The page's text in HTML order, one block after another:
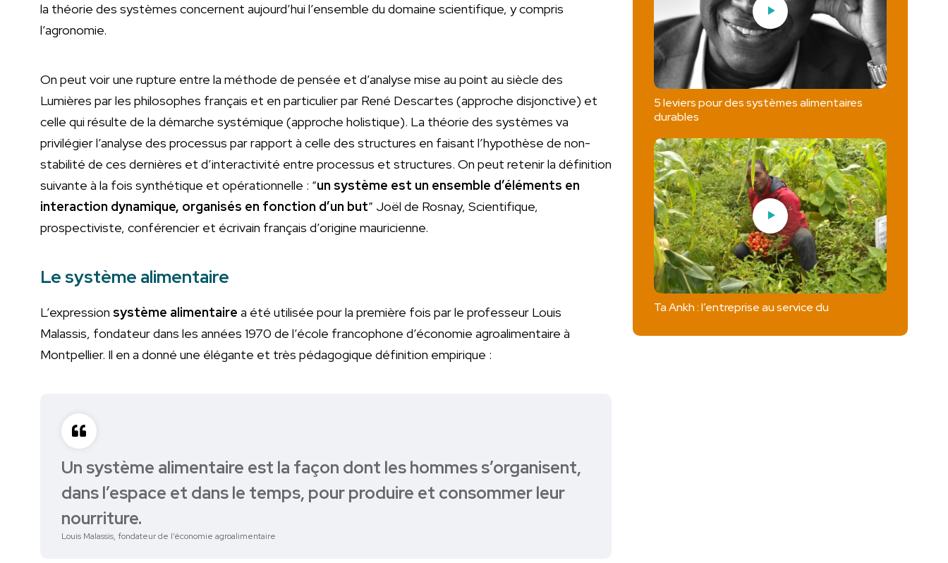
la théorie des systèmes concernent aujourd’hui l’ensemble du domaine scientifique, y compris
l’agronomie.
On peut voir une rupture entre la méthode de pensée et d’analyse mise au point au siècle des
Lumières par les philosophes français et en particulier par René Descartes (approche disjonctive) et
celle qui résulte de la démarche systémique (approche holistique). La théorie des systèmes va
privilégier l’analyse des processus par rapport à celle des structures en faisant l’hypothèse de non-
stabilité de ces dernières et d’interactivité entre processus et structures. On peut retenir la définition
suivante à la fois synthétique et opérationnelle : “un système est un ensemble d’éléments en
interaction dynamique, organisés en fonction d’un but” Joël de Rosnay, Scientifique,
prospectiviste, conférencier et écrivain français d’origine mauricienne.
Le système alimentaire
L’expression système alimentaire a été utilisée pour la première fois par le professeur Louis
Malassis, fondateur dans les années 1970 de l’école francophone d’économie agroalimentaire à
Montpellier. Il en a donné une élégante et très pédagogique définition empirique :
Un système alimentaire est la façon dont les hommes s’organisent,
dans l’espace et dans le temps, pour produire et consommer leur
nourriture.
Louis Malassis, fondateur de l’économie agroalimentaire
5 leviers pour des systèmes alimentaires
durables
Ta Ankh : l’entreprise au service du